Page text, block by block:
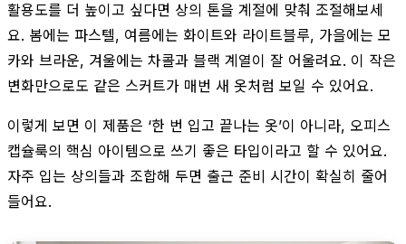
활용도를 더 높이고 싶다면 상의 톤을 계절에 맞춰 조절해보세
요. 봄에는 파스텔, 여름에는 화이트와 라이트블루, 가을에는 모
카와 브라운, 겨울에는 차콜과 블랙 계열이 잘 어울려요. 이 작은
변화만으로도 같은 스커트가 매번 새 옷처럼 보일 수 있어요.
이렇게 보면 이 제품은 ‘한 번 입고 끝나는 옷’이 아니라, 오피스
캡슐룩의 핵심 아이템으로 쓰기 좋은 타입이라고 할 수 있어요.
자주 입는 상의들과 조합해 두면 출근 준비 시간이 확실히 줄어
들어요.